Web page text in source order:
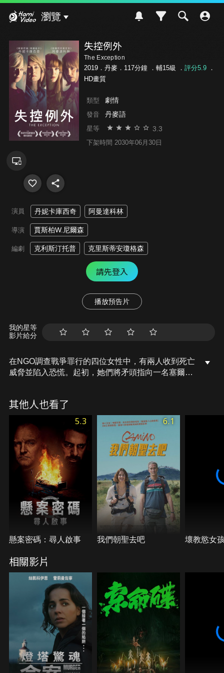
瀏覽
失控例外
The Exception
2019．丹麥．117分鐘 ． 輔15級 ． 評分5.9．
HD畫質
類型 劇情
發音 丹麥語
星等 3.3
下架時間 2030年06月30日
演員 丹妮卡庫西奇 阿曼達科林
導演 賈斯柏W.尼爾森
編劇 克利斯汀托普 克里斯蒂安瓊格森
請先登入
播放預告片
我的星等
影片給分
在NGO調查戰爭罪行的四位女性中，有兩人收到死亡
威脅並陷入恐慌。起初，她們將矛頭指向一名塞爾維
其他人也看了
5.3
懸案密碼：尋人啟事
6.1
我們朝聖去吧 壞教慾女
相關影片